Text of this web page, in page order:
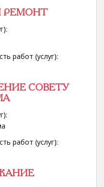
РЕМОНТ
работ (услуг):
СОВЕТУ
работ (услуг):